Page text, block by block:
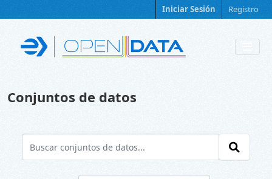
Iniciar Sesión Registro
Conjuntos de datos